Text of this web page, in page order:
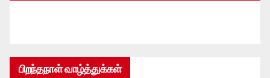
பிறந்தநாள் வாழ்த்துக்கள்